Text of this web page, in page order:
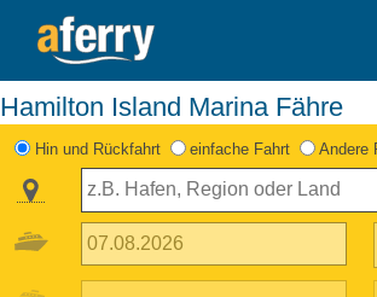
Hamilton Island Marina Fähre
Hin und Rückfahrt einfache Fahrt Andere